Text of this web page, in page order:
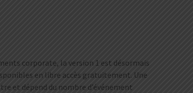
corporate, la version 1 est désormais
en libre accès gratuitement. Une
et dépend du nombre d’événement